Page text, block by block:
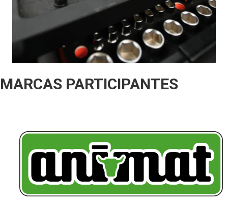
MARCAS PARTICIPANTES